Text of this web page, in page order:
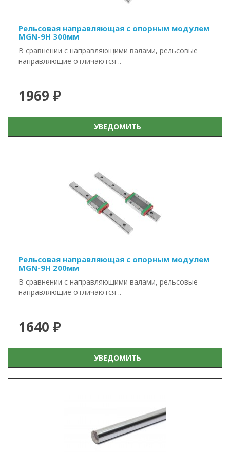
Рельсовая направляющая с опорным модулем
MGN-9H 300мм
В сравнении с направляющими валами, рельсовые
направляющие отличаются ..
1969 ₽
УВЕДОМИТЬ
Рельсовая направляющая с опорным модулем
MGN-9H 200мм
В сравнении с направляющими валами, рельсовые
направляющие отличаются ..
1640 ₽
УВЕДОМИТЬ